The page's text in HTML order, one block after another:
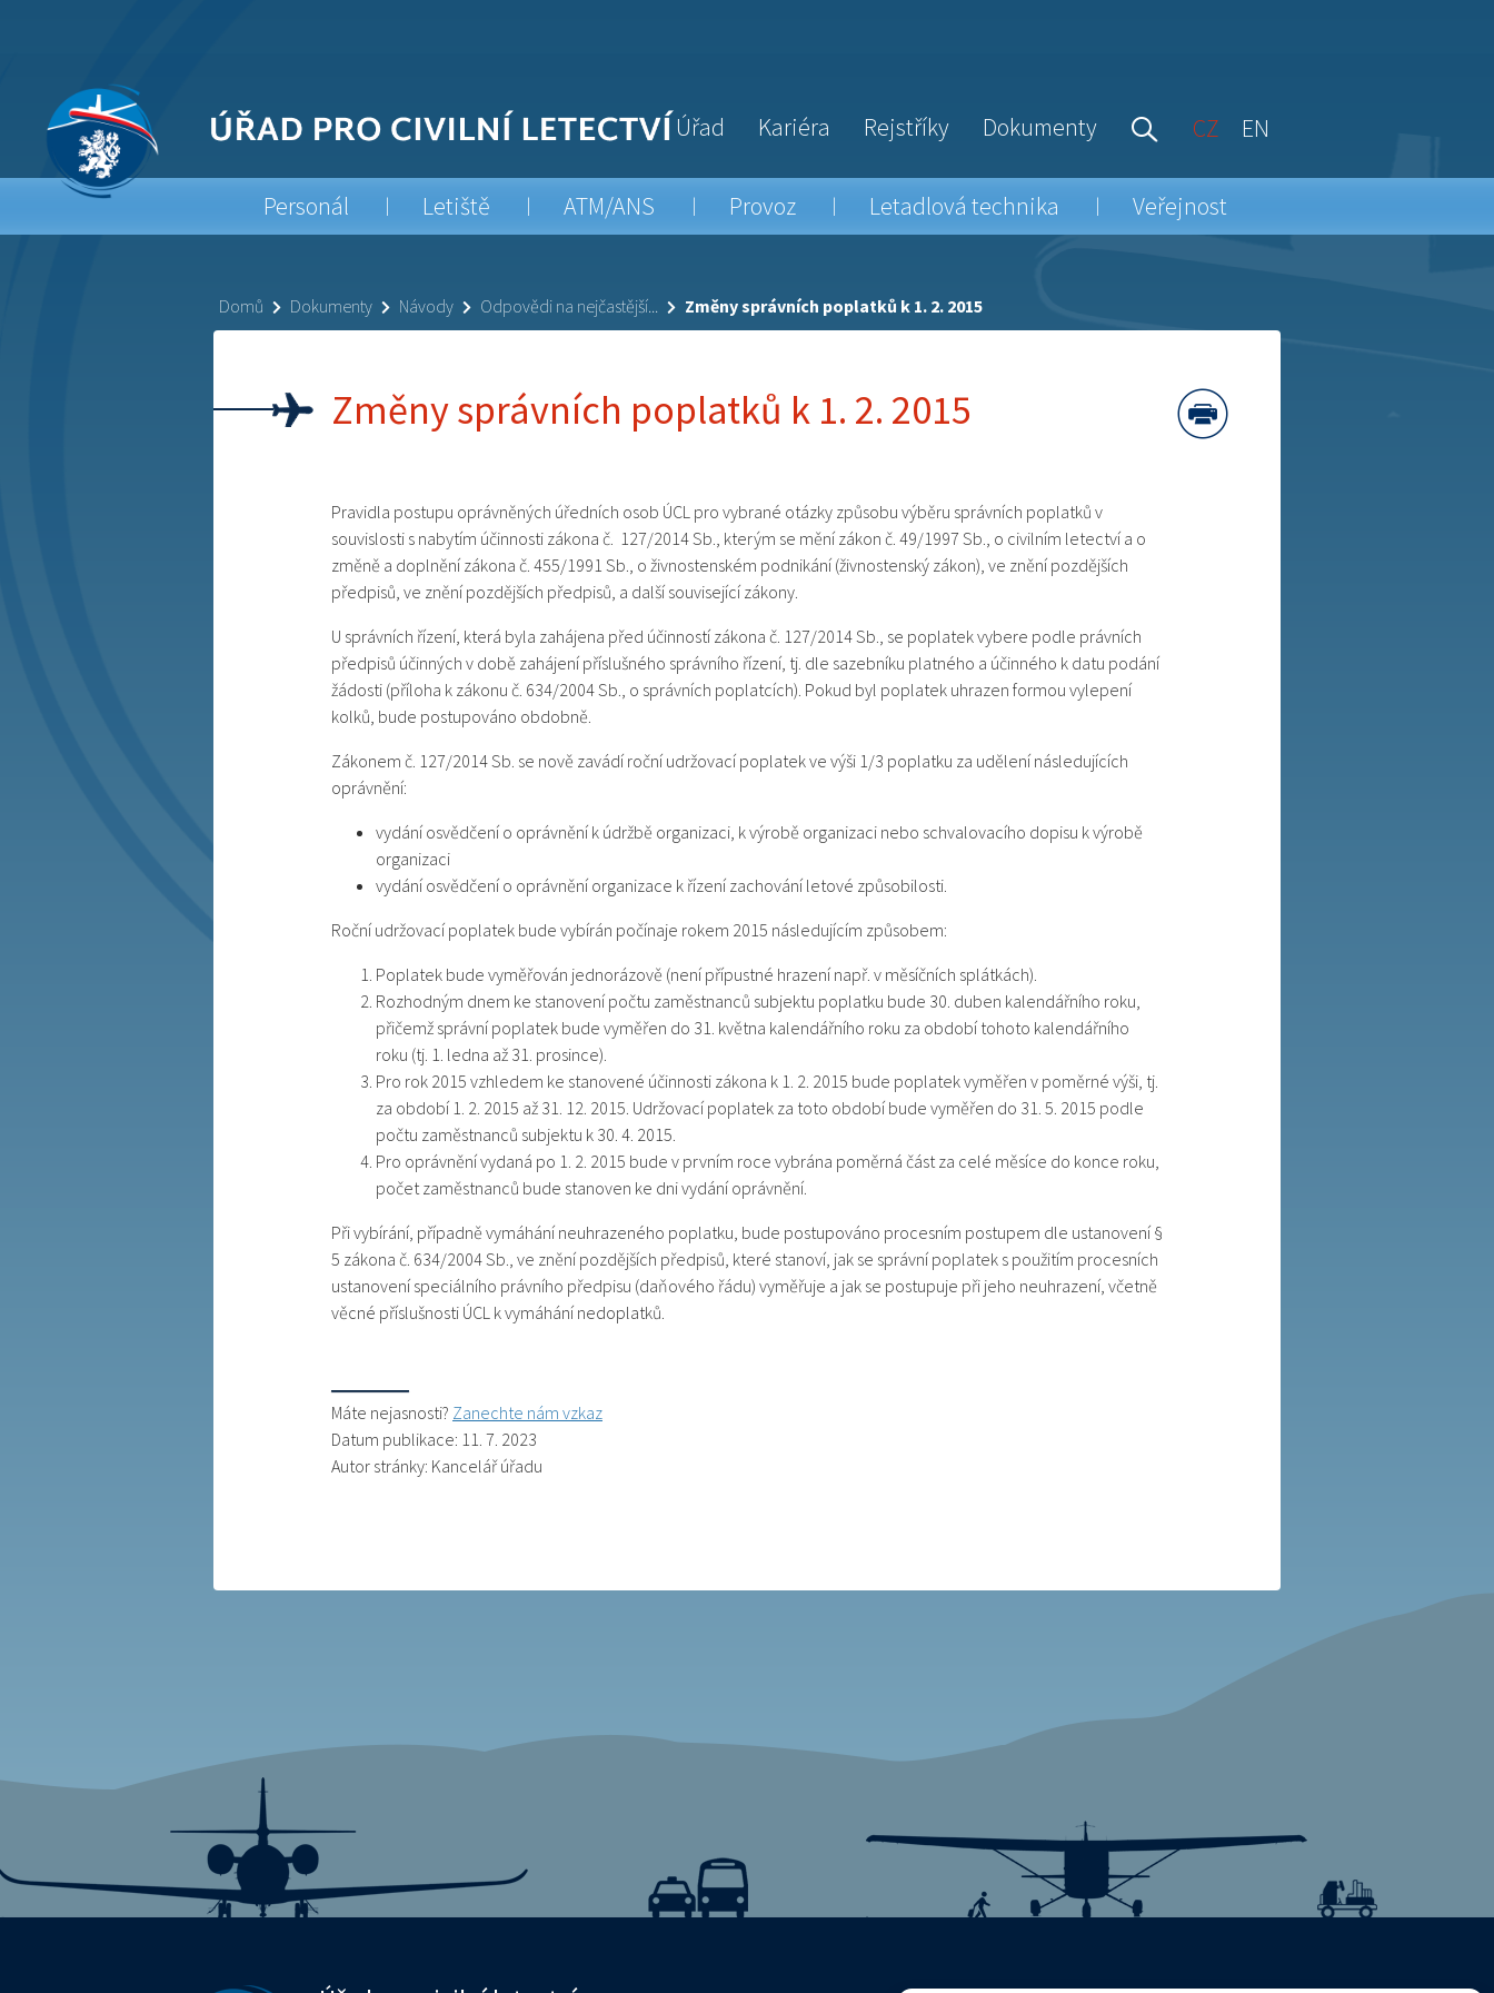
Úřad Kariéra Rejstříky Dokumenty CZ EN
Personál Letiště ATM/ANS Provoz Letadlová technika Veřejnost
Domů Dokumenty Návody Odpovědi na nejčastější... Změny správních poplatků k 1. 2. 2015
Změny správních poplatků k 1. 2. 2015
Pravidla postupu oprávněných úředních osob ÚCL pro vybrané otázky způsobu výběru správních poplatků v
souvislosti s nabytím účinnosti zákona č. 127/2014 Sb., kterým se mění zákon č. 49/1997 Sb., o civilním letectví a o
změně a doplnění zákona č. 455/1991 Sb., o živnostenském podnikání (živnostenský zákon), ve znění pozdějších
předpisů, ve znění pozdějších předpisů, a další související zákony.
U správních řízení, která byla zahájena před účinností zákona č. 127/2014 Sb., se poplatek vybere podle právních
předpisů účinných v době zahájení příslušného správního řízení, tj. dle sazebníku platného a účinného k datu podání
žádosti (příloha k zákonu č. 634/2004 Sb., o správních poplatcích). Pokud byl poplatek uhrazen formou vylepení
kolků, bude postupováno obdobně.
Zákonem č. 127/2014 Sb. se nově zavádí roční udržovací poplatek ve výši 1/3 poplatku za udělení následujících
oprávnění:
vydání osvědčení o oprávnění k údržbě organizaci, k výrobě organizaci nebo schvalovacího dopisu k výrobě
organizaci
vydání osvědčení o oprávnění organizace k řízení zachování letové způsobilosti.
Roční udržovací poplatek bude vybírán počínaje rokem 2015 následujícím způsobem:
Poplatek bude vyměřován jednorázově (není přípustné hrazení např. v měsíčních splátkách).
Rozhodným dnem ke stanovení počtu zaměstnanců subjektu poplatku bude 30. duben kalendářního roku,
přičemž správní poplatek bude vyměřen do 31. května kalendářního roku za období tohoto kalendářního
roku (tj. 1. ledna až 31. prosince).
Pro rok 2015 vzhledem ke stanovené účinnosti zákona k 1. 2. 2015 bude poplatek vyměřen v poměrné výši, tj.
za období 1. 2. 2015 až 31. 12. 2015. Udržovací poplatek za toto období bude vyměřen do 31. 5. 2015 podle
počtu zaměstnanců subjektu k 30. 4. 2015.
Pro oprávnění vydaná po 1. 2. 2015 bude v prvním roce vybrána poměrná část za celé měsíce do konce roku,
počet zaměstnanců bude stanoven ke dni vydání oprávnění.
Při vybírání, případně vymáhání neuhrazeného poplatku, bude postupováno procesním postupem dle ustanovení §
5 zákona č. 634/2004 Sb., ve znění pozdějších předpisů, které stanoví, jak se správní poplatek s použitím procesních
ustanovení speciálního právního předpisu (daňového řádu) vyměřuje a jak se postupuje při jeho neuhrazení, včetně
věcné příslušnosti ÚCL k vymáhání nedoplatků.
Máte nejasnosti? Zanechte nám vzkaz
Datum publikace: 11. 7. 2023
Autor stránky: Kancelář úřadu